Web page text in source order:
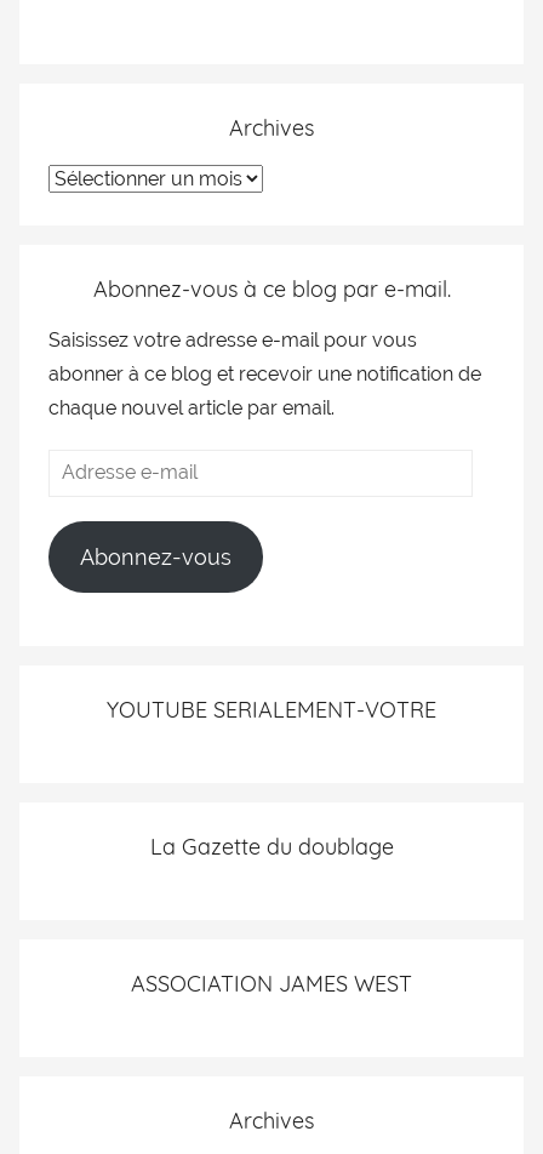
Archives
Abonnez-vous à ce blog par e-mail.
Saisissez votre adresse e-mail pour vous
abonner à ce blog et recevoir une notification de
chaque nouvel article par email.
Abonnez-vous
YOUTUBE SERIALEMENT-VOTRE
La Gazette du doublage
ASSOCIATION JAMES WEST
Archives